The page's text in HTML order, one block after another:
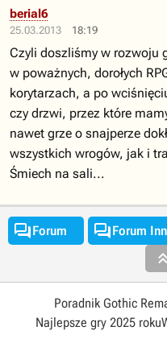
25.03.2013 18:19
berial6
Czyli doszliśmy w rozwoju
w poważnych, dorołych
korytarzach, a po
czy drzwi, przez które
nawet grze o snajperze
wszystkich wrogów, jak i
Śmiech na sali...
Forum Forum

Poradnik Gothic
Najlepsze gry 2025 roku